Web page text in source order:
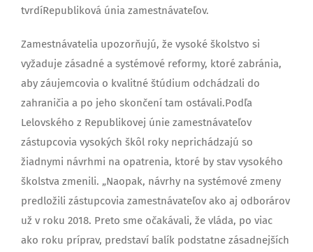
tvrdíRepubliková únia zamestnávateľov.
Zamestnávatelia upozorňujú, že vysoké školstvo si
vyžaduje zásadné a systémové reformy, ktoré zabránia,
aby záujemcovia o kvalitné štúdium odchádzali do
zahraničia a po jeho skončení tam ostávali.Podľa
Lelovského z Republikovej únie zamestnávateľov
zástupcovia vysokých škôl roky neprichádzajú so
žiadnymi návrhmi na opatrenia, ktoré by stav vysokého
školstva zmenili. „Naopak, návrhy na systémové zmeny
predložili zástupcovia zamestnávateľov ako aj odborárov
už v roku 2018. Preto sme očakávali, že vláda, po viac
ako roku príprav, predstaví balík podstatne zásadnejších